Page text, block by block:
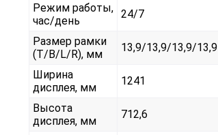
Режим работы,
час/день
24/7
Размер рамки
(T/B/L/R), мм
13,9/13,9/13,9/13,9
Ширина
дисплея, мм
1241
Высота
дисплея, мм
712,6